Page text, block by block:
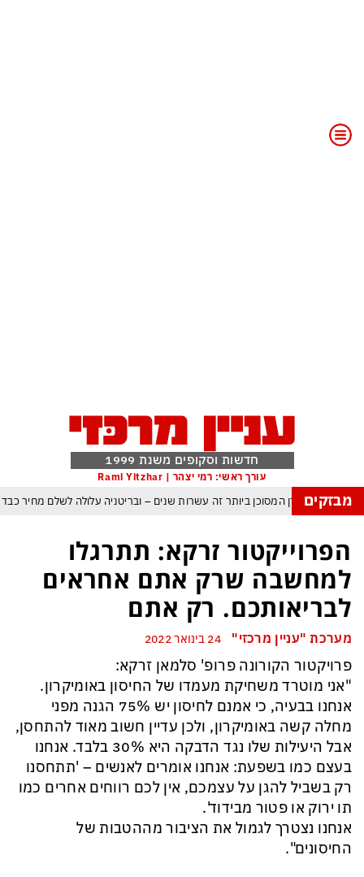
חדשות וסקופים משנת 1999
עורך ראשי: רמי יצהר | Rami Yitzhar
מבזקים
נכנס לעידן המסוכן ביותר זה עשרות שנים – ובריטניה עלולה לשלם מחיר כבד
מי היה מאמין שבאר שבע תנצח את הכוכב האדום?
ומיירטים להגנה – טראמפ נשאר רק עם ציוצי האיום המגוחכים שלא מזיזים לטהרן
כמדיניות: כך הפכה ההוצאה להורג לכלי ההרתעה המרכזי של המשטר האיראני
א-סיסי, ארדואן ושליט קטאר מכנסים פגישת ״כיפה אדומה״ לנתניהו בנושא עזה
הפרוייקטור זרקא: תתרגלו
למחשבה שרק אתם אחראים
לבריאותכם. רק אתם
מערכת "עניין מרכזי" 24 בינואר 2022
פרויקטור הקורונה פרופ' סלמאן זרקא:
"אני מוטרד משחיקת מעמדו של החיסון באומיקרון.
אנחנו בבעיה, כי אמנם לחיסון יש 75% הגנה מפני
מחלה קשה באומיקרון, ולכן עדיין חשוב מאוד להתחסן,
אבל היעילות שלו נגד הדבקה היא 30% בלבד. אנחנו
בעצם כמו בשפעת: אנחנו אומרים לאנשים – 'תתחסנו
רק בשביל להגן על עצמכם, אין לכם רווחים אחרים כמו
תו ירוק או פטור מבידוד'.
אנחנו נצטרך לגמול את הציבור מההטבות של
החיסונים".